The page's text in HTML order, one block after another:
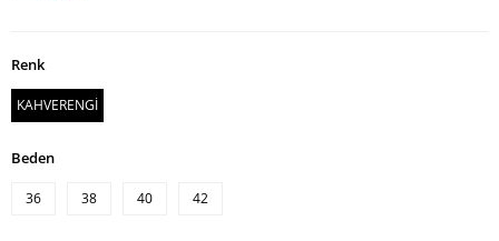
Renk
KAHVERENGİ
Beden
36 38 40 42